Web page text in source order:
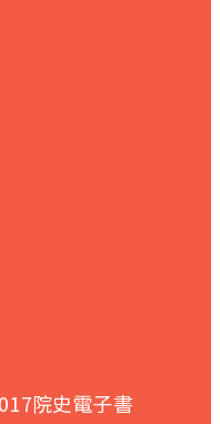
院史電子書